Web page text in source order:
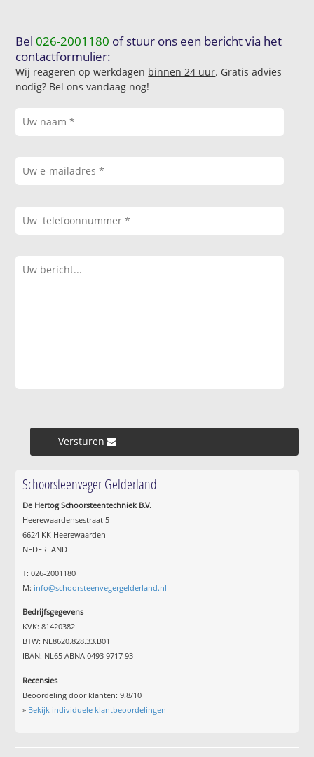
Bel026-2001180 of stuur ons een bericht via het
contactformulier:
Wij reageren op werkdagen binnen 24 uur. Gratis advies
nodig? Bel ons vandaag nog!
Versturen »
Schoorsteenveger Gelderland
De Hertog Schoorsteentechniek B.V.
Heerewaardensestraat 5
6624 KK Heerewaarden
NEDERLAND
T: 026-2001180
M: info@schoorsteenvegergelderland.nl
Bedrijfsgegevens
KVK: 81420382
BTW: NL8620.828.33.B01
IBAN: NL65 ABNA 0493 9717 93
Recensies
Beoordeling door klanten:9.8/10
» Bekijk individuele klantbeoordelingen